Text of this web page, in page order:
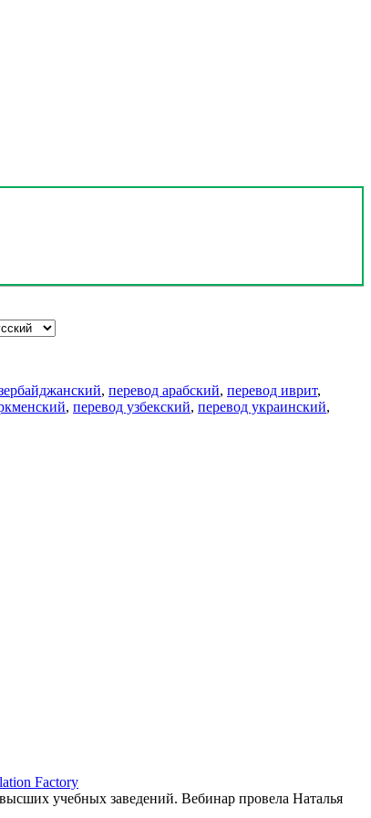
, перевод арабский, перевод иврит,
, перевод узбекский, перевод украинский,
Factory
учебных заведений. Вебинар провела Наталья